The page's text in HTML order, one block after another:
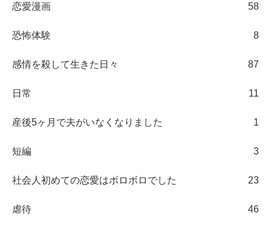
恋愛漫画 58
恐怖体験 8
感情を殺して生きた日々 87
日常 11
産後5ヶ月で夫がいなくなりました 1
短編 3
社会人初めての恋愛はボロボロでした 23
虐待 46